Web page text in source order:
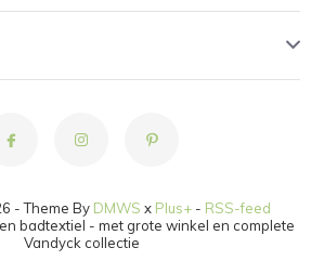
- Theme By DMWS x Plus+ - RSS-feed
badtextiel - met grote winkel en complete
Vandyck collectie